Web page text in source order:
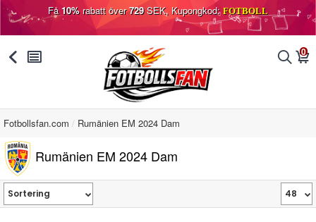
Få10%rabatt över729SEK, Kupongkod: FOTBOLL
󰅯 󰂩 󰂨 0
󰃦
Fotbollsfan.com Rumänien EM 2024 Dam
Rumänien EM 2024 Dam